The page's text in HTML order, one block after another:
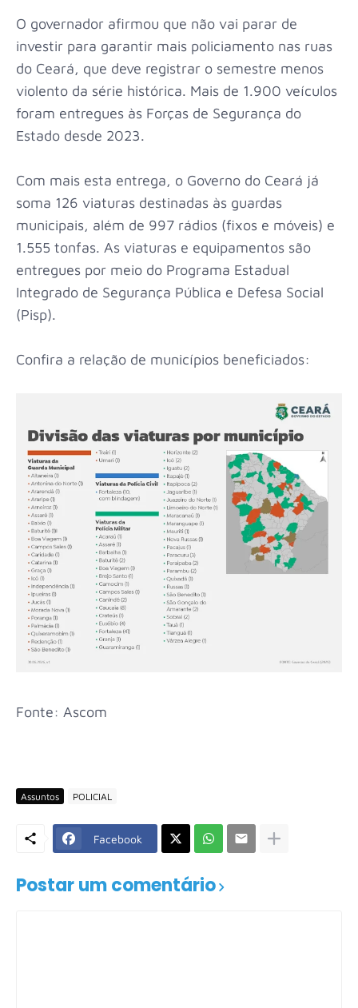
O governador afirmou que não vai parar de
investir para garantir mais policiamento nas ruas
do Ceará, que deve registrar o semestre menos
violento da série histórica. Mais de 1.900 veículos
foram entregues às Forças de Segurança do
Estado desde 2023.
Com mais esta entrega, o Governo do Ceará já
soma 126 viaturas destinadas às guardas
municipais, além de 997 rádios (fixos e móveis) e
1.555 tonfas. As viaturas e equipamentos são
entregues por meio do Programa Estadual
Integrado de Segurança Pública e Defesa Social
(Pisp).
Confira a relação de municípios beneficiados:
Fonte: Ascom
Assuntos POLICIAL
Facebook
Postar um comentário